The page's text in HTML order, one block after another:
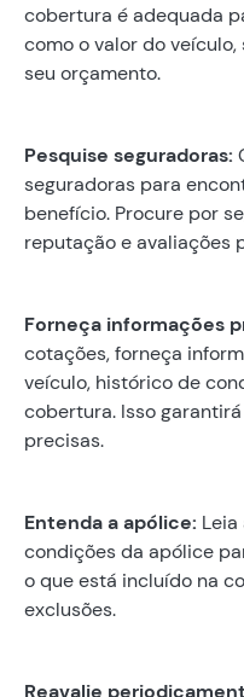
cobertura é adequada
como o valor do
seu orçamento.
Pesquise seguradoras:
seguradoras para
benefício. Procure por
reputação e avaliações
Forneça informações
cotações, forneça
veículo, histórico de
cobertura. Isso
precisas.
Entenda a apólice:
condições da apólice
o que está incluído na
exclusões.
Reavalie